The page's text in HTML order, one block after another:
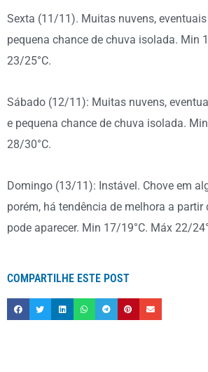
Sexta (11/11). Muitas nuvens,
pequena chance de chuva isolada. Min
23/25°C.
Sábado (12/11): Muitas nuvens,
e pequena chance de chuva isolada.
28/30°C.
Domingo (13/11): Instável. Chove em
porém, há tendência de melhora a partir
pode aparecer. Min 17/19°C. Máx 22/
COMPARTILHE ESTE POST